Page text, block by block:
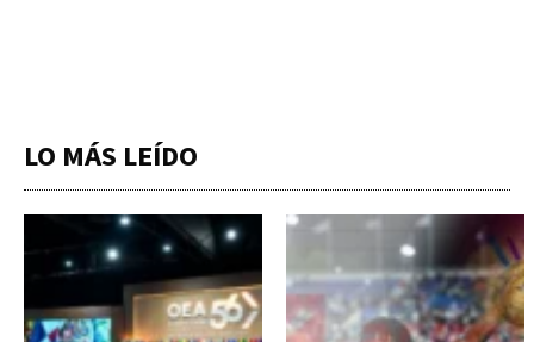
LO MÁS LEÍDO